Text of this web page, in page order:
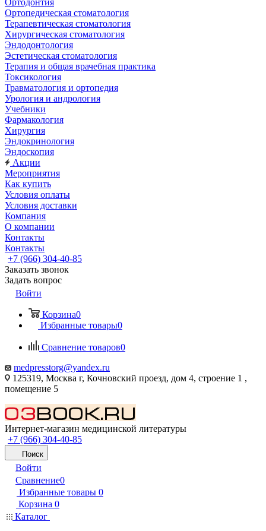
Ортодонтия
Ортопедическая стоматология
Терапевтическая стоматология
Хирургическая стоматология
Эндодонтология
Эстетическая стоматология
Терапия и общая врачебная практика
Токсикология
Травматология и ортопедия
Урология и андрология
Учебники
Фармакология
Хирургия
Эндокринология
Эндоскопия
Акции
Мероприятия
Как купить
Условия оплаты
Условия доставки
Компания
О компании
Контакты
Контакты
+7 (966) 304-40-85
Заказать звонок
Задать вопрос
Войти
Корзина0
Избранные товары0
Сравнение товаров0
medpresstorg@yandex.ru
125319, Москва г, Кочновский проезд, дом 4, строение 1 ,
помещение 5
Интернет-магазин медицинской литературы
+7 (966) 304-40-85
Поиск
Войти
Сравнение0
Избранные товары 0
Корзина 0
Каталог